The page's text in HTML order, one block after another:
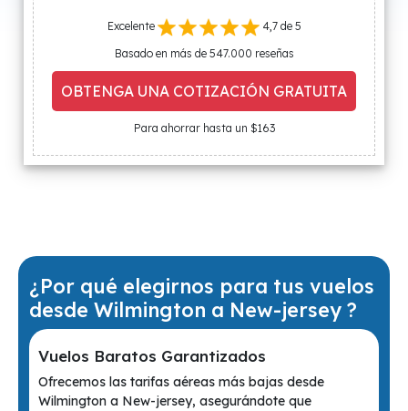
Excelente
4,7 de 5
Basado en más de 547.000 reseñas
OBTENGA UNA COTIZACIÓN GRATUITA
Para ahorrar hasta un $163
¿Por qué elegirnos para tus vuelos
desde Wilmington a New-jersey ?
Vuelos Baratos Garantizados
Ofrecemos las tarifas aéreas más bajas desde
Wilmington a New-jersey, asegurándote que